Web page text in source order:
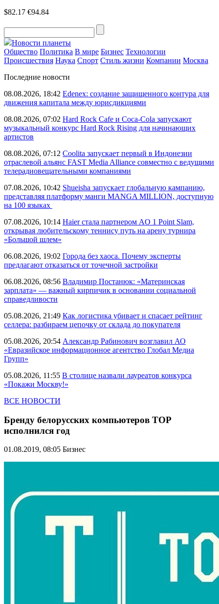
$82.17 €94.84
Новости планеты
Общество Политика В мире Бизнес Технологии
Происшествия Наука Спорт Стиль жизни Компании Москва
Последние новости
08.08.2026, 18:42 Edenex: создание защищенного контура для
движения капитала между юрисдикциями
08.08.2026, 07:02 Hard Rock Cafe и Coca-Cola запускают
музыкальный конкурс Hard Rock Rising для начинающих
артистов
08.08.2026, 07:12 Coolita запускает первый в Индонезии
отраслевой альянс FAST Media Alliance совместно с ведущими
телерадиовещательными компаниями
07.08.2026, 10:42 Shueisha запускает глобальную кампанию,
представляя платформу манги MANGA MILLION, доступную
на 100 языках
07.08.2026, 10:14 Haier стала партнером AO 1 Point Slam,
открывая любительскому теннису путь на арену турнира
«Большой шлем»
06.08.2026, 19:02 Города без хаоса. Почему эксперты
предлагают отказаться от точечной застройки
06.08.2026, 08:56 Владимир Постанюк: «Материнская
зарплата» — важный кирпичик в основании социальной
справедливости
05.08.2026, 21:49 Как логистика убивает и спасает рейтинг
селлера: разбираем цепочку от склада до покупателя
05.08.2026, 20:54 Александр Рабинович возглавил АО
«Евразийское информационное агентство Глобал Медиа
Групп»
05.08.2026, 11:55 В столице назвали лауреатов конкурса
«Покажи Москву!»
ВСЕ НОВОСТИ
Бренду белорусских компьютеров ТОР
исполнился год
01.08.2019, 08:05 Бизнес